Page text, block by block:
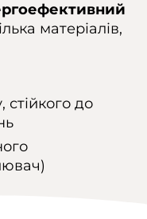
матеріалів,
стійкого до